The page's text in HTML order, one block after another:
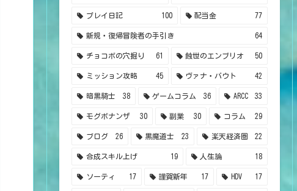
プレイ日記 100 配当金 77
新規・復帰冒険者の手引き 64
チョコボの穴掘り 61 蝕世のエンブリオ 50
ミッション攻略 45 ヴァナ・バウト 42
暗黒騎士 38 ゲームコラム 36 ARCC 33
モグボナンザ 30 副業 30 コラム 29
ブログ 26 黒魔道士 23 楽天経済圏 22
合成スキル上げ 19 人生論 18
ソーティ 17 謹賀新年 17 HDV 17